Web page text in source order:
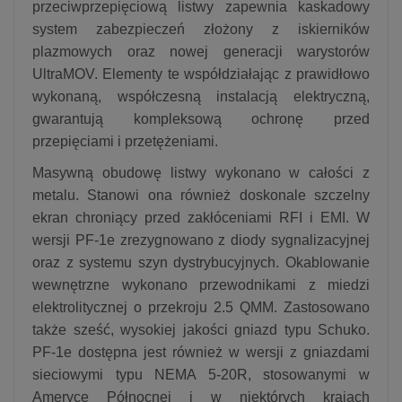
przeciwprzepięciową listwy zapewnia kaskadowy
system zabezpieczeń złożony z iskierników
plazmowych oraz nowej generacji warystorów
UltraMOV. Elementy te współdziałając z prawidłowo
wykonaną, współczesną instalacją elektryczną,
gwarantują kompleksową ochronę przed
przepięciami i przetężeniami.
Masywną obudowę listwy wykonano w całości z
metalu. Stanowi ona również doskonale szczelny
ekran chroniący przed zakłóceniami RFI i EMI. W
wersji PF-1e zrezygnowano z diody sygnalizacyjnej
oraz z systemu szyn dystrybucyjnych. Okablowanie
wewnętrzne wykonano przewodnikami z miedzi
elektrolitycznej o przekroju 2.5 QMM. Zastosowano
także sześć, wysokiej jakości gniazd typu Schuko.
PF-1e dostępna jest również w wersji z gniazdami
sieciowymi typu NEMA 5-20R, stosowanymi w
Ameryce Północnej i w niektórych krajach